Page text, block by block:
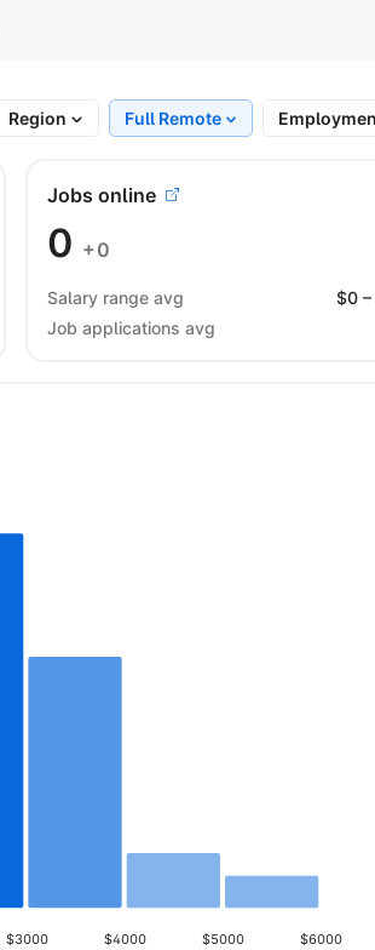
Region Full Remote
Jobs online
0 +0
Salary range avg $0–
Job applications avg
$3000 $4000 $5000 $6000